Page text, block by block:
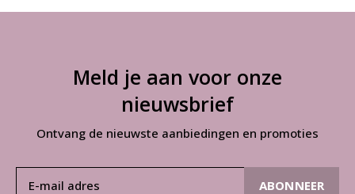
Meld je aan voor onze
nieuwsbrief
Ontvang de nieuwste aanbiedingen en promoties
ABONNEER